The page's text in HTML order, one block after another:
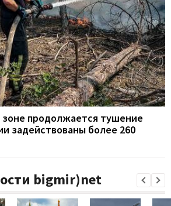
продолжается тушение
задействованы более 260
bigmir)net